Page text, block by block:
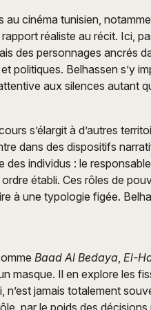
au cinéma tunisien,
rapport réaliste au récit. Ici,
des personnages ancrés
politiques. Belhassen s’y
aux silences autant
s’élargit à d’autres
dans des dispositifs
individus : le
ordre établi. Ces rôles de
à une typologie figée.
Baad Al Bedaya, El-
masque. Il en explore les
n’est jamais totalement